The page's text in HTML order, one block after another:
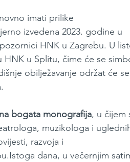
imati prilike
izvedena 2023. godine u
HNK u Zagrebu. U
u Splitu, čime će se
obilježavanje održat će
bogata monografija, u čijem
muzikologa i
razvoja i
dana, u večernjim